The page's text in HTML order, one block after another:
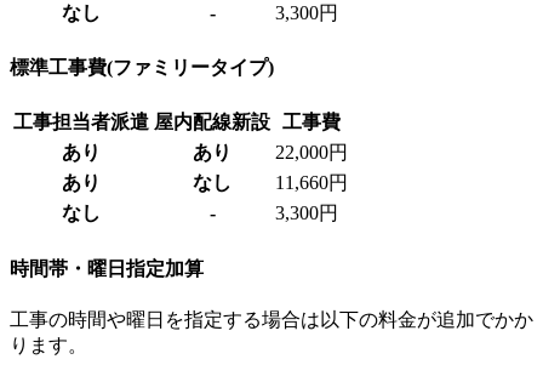
なし
- 3,300円
標準工事費(ファミリータイプ)
工事担当者派遣 屋内配線新設 工事費
あり
あり
22,000円
あり
なし
11,660円
なし
- 3,300円
時間帯・曜日指定加算
工事の時間や曜日を指定する場合は以下の料金が追加でかか
ります。